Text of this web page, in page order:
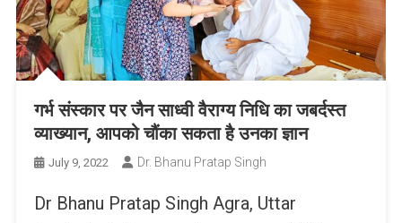
गर्भ संस्कार पर जैन साध्वी वैराग्य निधि का जबर्दस्त
व्याख्यान, आपको चौंका सकता है उनका ज्ञान
July 9, 2022 Dr. Bhanu Pratap Singh
Dr Bhanu Pratap Singh Agra, Uttar